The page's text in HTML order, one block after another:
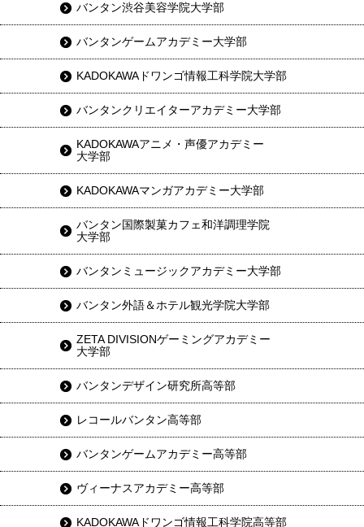
バンタン渋谷美容学院大学部
バンタンゲームアカデミー大学部
KADOKAWAドワンゴ情報工科学院大学部
バンタンクリエイターアカデミー大学部
KADOKAWAアニメ・声優アカデミー
大学部
KADOKAWAマンガアカデミー大学部
バンタン国際製菓カフェ和洋調理学院
大学部
バンタンミュージックアカデミー大学部
バンタン外語＆ホテル観光学院大学部
ZETA DIVISIONゲーミングアカデミー
大学部
バンタンデザイン研究所高等部
レコールバンタン高等部
バンタンゲームアカデミー高等部
ヴィーナスアカデミー高等部
KADOKAWAドワンゴ情報工科学院高等部